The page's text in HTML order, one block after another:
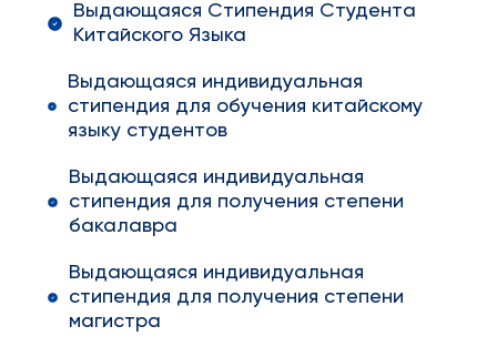
Выдающаяся Стипендия Студента
Китайского Языка
Выдающаяся индивидуальная
стипендия для обучения китайскому
языку студентов
Выдающаяся индивидуальная
стипендия для получения степени
бакалавра
Выдающаяся индивидуальная
стипендия для получения степени
магистра